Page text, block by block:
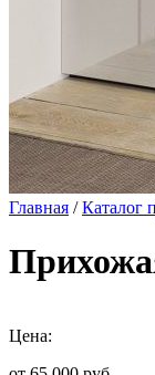
Главная /Каталог
Цена: